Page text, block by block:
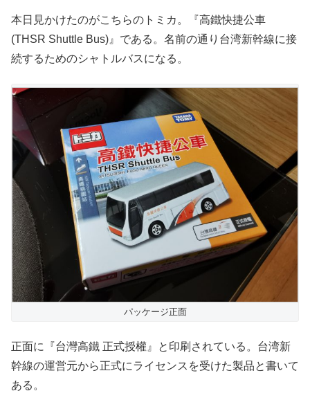
本日見かけたのがこちらのトミカ。『高鐵快捷公車
(THSR Shuttle Bus)』である。名前の通り台湾新幹線に接
続するためのシャトルバスになる。
パッケージ正面
正面に『台灣高鐵 正式授權』と印刷されている。台湾新
幹線の運営元から正式にライセンスを受けた製品と書いて
ある。